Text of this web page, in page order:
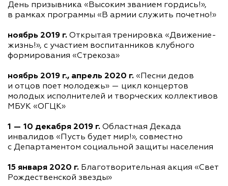
День призывника «Высоким званием гордись!»,
в рамках программы «В армии служить почетно!»
ноябрь 2019 г. Открытая тренировка «Движение-
жизнь!», с участием воспитанников клубного
формирования «Стрекоза»
ноябрь 2019 г., апрель 2020 г. «Песни дедов
и отцов поет молодежь» — цикл концертов
молодых исполнителей и творческих коллективов
МБУК «ОГЦК»
1 — 10 декабря 2019 г. Областная Декада
инвалидов «Пусть будет мир!», совместно
с Департаментом социальной защиты населения
15 января 2020 г. Благотворительная акция «Свет
Рождественской звезды»